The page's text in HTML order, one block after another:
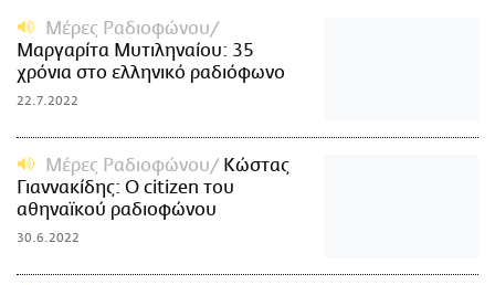
Μέρες Ραδιοφώνου
Μαργαρίτα Μυτιληναίου: 35
χρόνια στο ελληνικό ραδιόφωνο
22.7.2022
Μέρες Ραδιοφώνου
Κώστας
Γιαννακίδης: Ο citizen του
αθηναϊκού ραδιοφώνου
30.6.2022